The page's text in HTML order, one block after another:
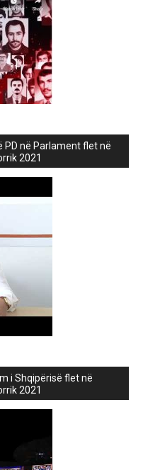
PD në Parlament flet në
2021
i Shqipërisë flet në
2021